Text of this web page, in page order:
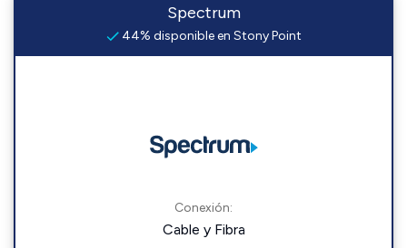
Spectrum
44% disponible en Stony Point
Conexión:
Cable y Fibra